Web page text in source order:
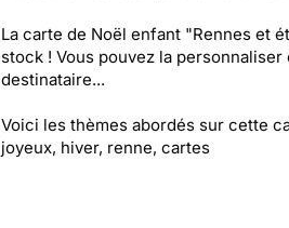
La carte de Noël enfant "Rennes et
stock ! Vous pouvez la
destinataire...
Voici les thèmes abordés sur cette
joyeux, hiver, renne, cartes